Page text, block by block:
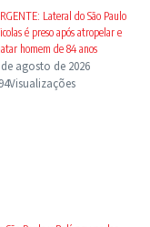
Lateral do São Paulo
é preso após atropelar e
homem de 84 anos
de agosto de 2026